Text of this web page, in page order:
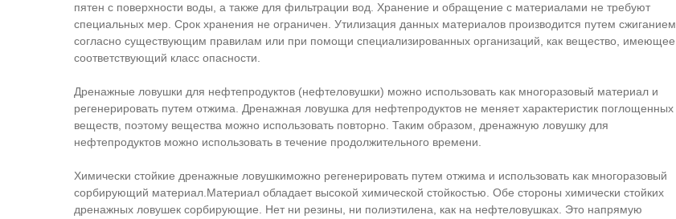
пятен с поверхности воды, а также для фильтрации вод. Хранение и обращение с материалами не требуют
специальных мер. Срок хранения не ограничен. Утилизация данных материалов производится путем сжиганием,
согласно существующим правилам или при помощи специализированных организаций, как вещество, имеющее
соответствующий класс опасности.
Дренажные ловушки для нефтепродуктов (нефтеловушки) можно использовать как многоразовый материал и
регенерировать путем отжима. Дренажная ловушка для нефтепродуктов не меняет характеристик поглощенных
веществ, поэтому вещества можно использовать повторно. Таким образом, дренажную ловушку для
нефтепродуктов можно использовать в течение продолжительного времени.
Химически стойкие дренажные ловушкиможно регенерировать путем отжима и использовать как многоразовый
сорбирующий материал.Материал обладает высокой химической стойкостью. Обе стороны химически стойких
дренажных ловушек сорбирующие. Нет ни резины, ни полиэтилена, как на нефтеловушках. Это напрямую